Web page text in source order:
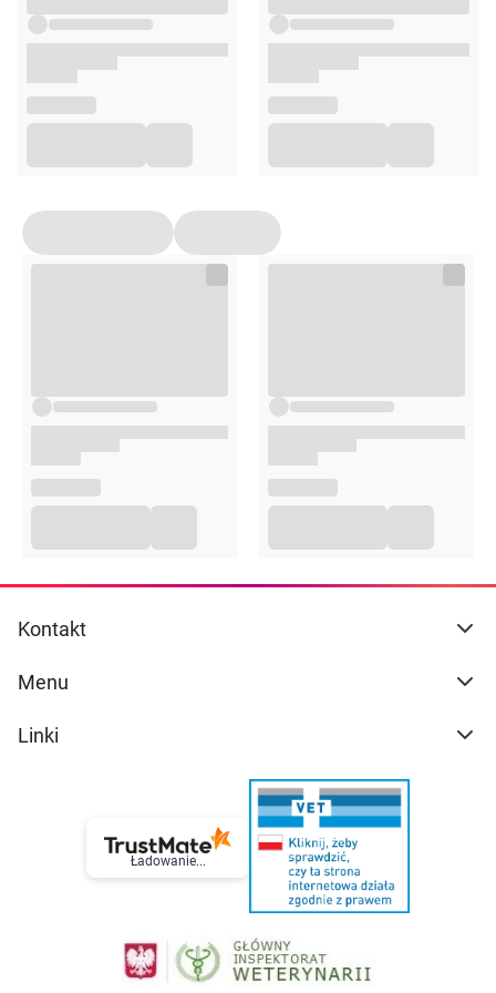
Kontakt
Menu
Linki
Ładowanie...